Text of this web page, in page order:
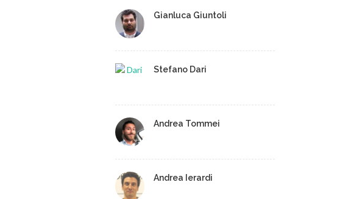
Gianluca Giuntoli
Stefano Dari
Andrea Tommei
Andrea Ierardi